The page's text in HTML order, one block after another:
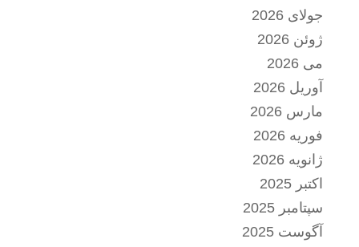
جولای 2026
ژوئن 2026
می 2026
آوریل 2026
مارس 2026
فوریه 2026
ژانویه 2026
اکتبر 2025
سپتامبر 2025
آگوست 2025